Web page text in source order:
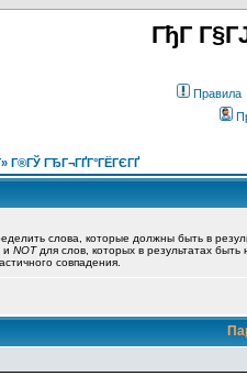
ГђГ
Правила
Г®ГЎ ГЂГ¬ГҐГ°ГЁГЄГҐ
слова, которые должны быть в
и NOTдля слов, которых в результатах
совпадения.